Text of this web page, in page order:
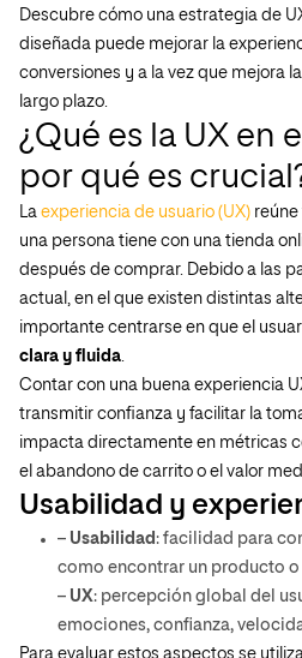
Descubre cómo una estrategia de
diseñada puede mejorar la
conversiones y a la vez que mejora
largo plazo.
¿Qué es la UX en
por qué es
La experiencia de usuario (UX)
una persona tiene con una tienda
después de comprar. Debido a las
actual, en el que existen distintas
importante centrarse en que el
clara y fluida.
Contar con una buena experiencia
transmitir confianza y facilitar la
impacta directamente en métricas
el abandono de carrito o el valor
Usabilidad y
– Usabilidad : facilidad para
como encontrar un producto
– UX: percepción global del
emociones, confianza,
Para evaluar estos aspectos se